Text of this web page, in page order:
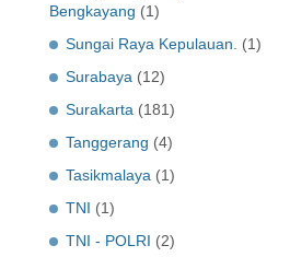
Bengkayang (1)
Sungai Raya Kepulauan.
(1)
Surabaya (12)
Surakarta (181)
Tanggerang (4)
Tasikmalaya (1)
TNI (1)
TNI - POLRI (2)